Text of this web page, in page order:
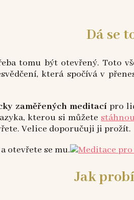
Dá se
tomu být otevřený. Toto
která spočívá v
zaměřených meditací pro
kterou si můžete
Velice doporučuji ji prožít.
otevřete se mu.
Jak